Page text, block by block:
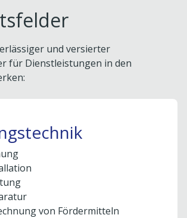
und versierter
für Dienstleistungen in den
von Fördermitteln